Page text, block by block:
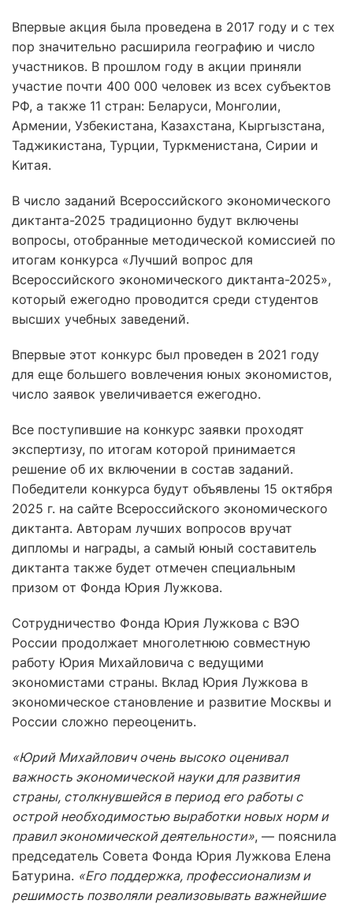
Впервые акция была проведена в 2017 году и с тех
пор значительно расширила географию и число
участников. В прошлом году в акции приняли
участие почти 400 000 человек из всех субъектов
РФ, а также 11 стран: Беларуси, Монголии,
Армении, Узбекистана, Казахстана, Кыргызстана,
Таджикистана, Турции, Туркменистана, Сирии и
Китая.
В число заданий Всероссийского экономического
диктанта-2025 традиционно будут включены
вопросы, отобранные методической комиссией по
итогам конкурса «Лучший вопрос для
Всероссийского экономического диктанта-2025»,
который ежегодно проводится среди студентов
высших учебных заведений.
Впервые этот конкурс был проведен в 2021 году
для еще большего вовлечения юных экономистов,
число заявок увеличивается ежегодно.
Все поступившие на конкурс заявки проходят
экспертизу, по итогам которой принимается
решение об их включении в состав заданий.
Победители конкурса будут объявлены 15 октября
2025 г. на сайте Всероссийского экономического
диктанта. Авторам лучших вопросов вручат
дипломы и награды, а самый юный составитель
диктанта также будет отмечен специальным
призом от Фонда Юрия Лужкова.
Сотрудничество Фонда Юрия Лужкова с ВЭО
России продолжает многолетнюю совместную
работу Юрия Михайловича с ведущими
экономистами страны. Вклад Юрия Лужкова в
экономическое становление и развитие Москвы и
России сложно переоценить.
«Юрий Михайлович очень высоко оценивал
важность экономической науки для развития
страны, столкнувшейся в период его работы с
острой необходимостью выработки новых норм и
правил экономической деятельности», — пояснила
председатель Совета Фонда Юрия Лужкова Елена
Батурина. «Его поддержка, профессионализм и
решимость позволяли реализовывать важнейшие